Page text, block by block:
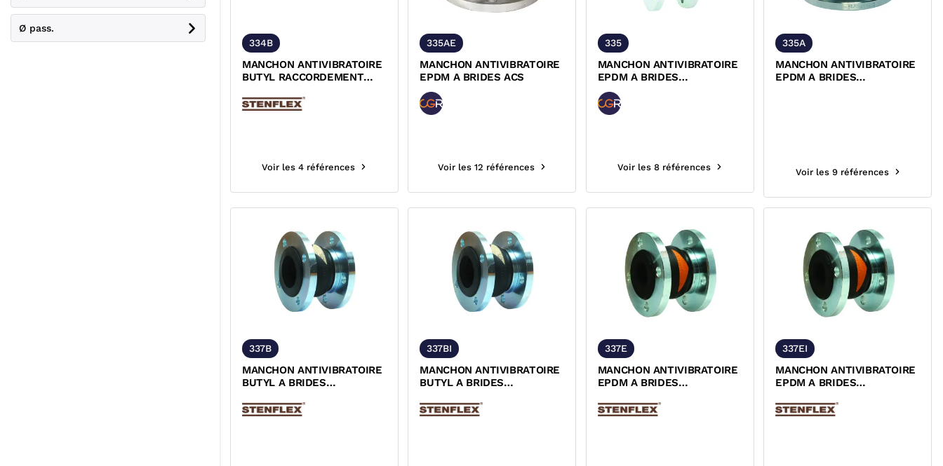
Ø pass.
334B
MANCHON ANTIVIBRATOIRE
BUTYL RACCORDEMENT
ACS
Voir les 4 références
335AE
MANCHON ANTIVIBRATOIRE
EPDM A BRIDES ACS
Voir les 12 références
335
MANCHON ANTIVIBRATOIRE
EPDM A BRIDES
TOURNANTES ACIER
PN10/16 335
Voir les 8 références
335A
MANCHON ANTIVIBRATOIRE
EPDM A BRIDES
Voir les 9 références
337B
MANCHON ANTIVIBRATOIRE
BUTYL A BRIDES
PN10/PN16 ACS
337BI
MANCHON ANTIVIBRATOIRE
BUTYL A BRIDES
PN10/PN16 ACS
337E
MANCHON ANTIVIBRATOIRE
EPDM A BRIDES
DESP
337EI
MANCHON ANTIVIBRATOIRE
EPDM A BRIDES
PN10/PN16